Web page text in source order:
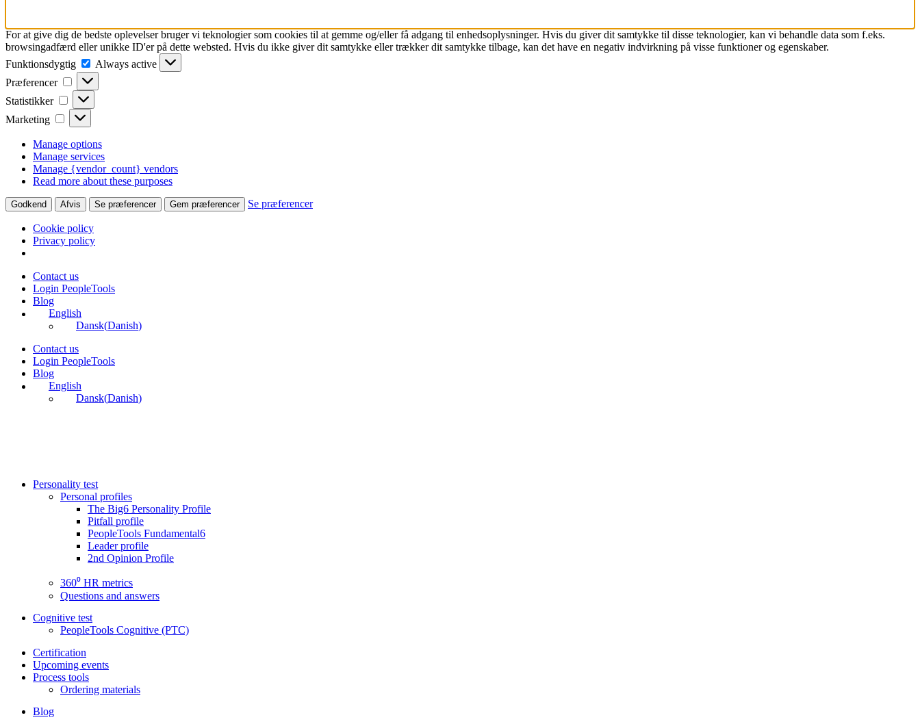
For at give dig de bedste oplevelser bruger vi teknologier som cookies til at gemme og/eller få adgang til enhedsoplysninger. Hvis du giver dit samtykke til disse teknologier, kan vi behandle data som f.eks.
browsingadfærd eller unikke ID'er på dette websted. Hvis du ikke giver dit samtykke eller trækker dit samtykke tilbage, kan det have en negativ indvirkning på visse funktioner og egenskaber.
Funktionsdygtig
Funktionsdygtig
Always active
Præferencer
Præferencer
Statistikker Statistikker
Marketing Marketing
Manage options
Manage services
Manage {vendor_count} vendors
Read more about these purposes
Godkend Afvis Se præferencer Gem præferencer Se præferencer
Cookie policy
Privacy policy
Skip
content
Contact us
Login PeopleTools
Blog
English
Dansk(Danish)
Contact us
Login PeopleTools
Blog
English
Dansk(Danish)
Personality test
Personal profiles
The Big6 Personality Profile
Pitfall profile
PeopleTools Fundamental6
Leader profile
2nd Opinion Profile
360⁰ HR metrics
Questions and answers
Cognitive test
PeopleTools Cognitive (PTC)
Certification
Upcoming events
Process tools
Ordering materials
Blog